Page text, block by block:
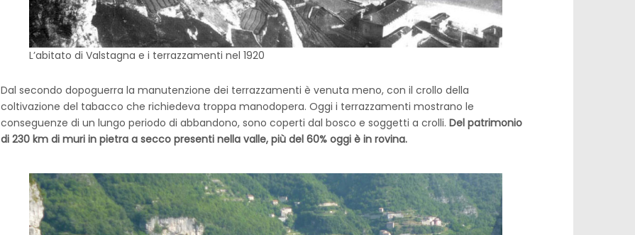
L’abitato di Valstagna e i terrazzamenti nel 1920
Dal secondo dopoguerra la manutenzione dei terrazzamenti è venuta meno, con il crollo della
coltivazione del tabacco che richiedeva troppa manodopera. Oggi i terrazzamenti mostrano le
conseguenze di un lungo periodo di abbandono, sono coperti dal bosco e soggetti a crolli. Del patrimonio
di 230 km di muri in pietra a secco presenti nella valle, più del 60% oggi è in rovina.